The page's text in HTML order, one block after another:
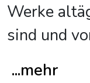
Werke
sind und
...mehr